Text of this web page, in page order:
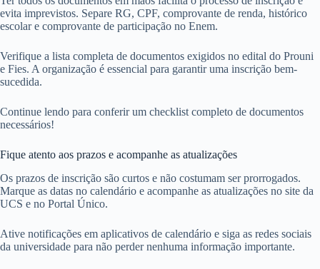
evita imprevistos. Separe RG, CPF, comprovante de renda, histórico
escolar e comprovante de participação no Enem.
Verifique a lista completa de documentos exigidos no edital do Prouni
e Fies. A organização é essencial para garantir uma inscrição bem-
sucedida.
Continue lendo para conferir um checklist completo de documentos
necessários!
Fique atento aos prazos e acompanhe as atualizações
Os prazos de inscrição são curtos e não costumam ser prorrogados.
Marque as datas no calendário e acompanhe as atualizações no site da
UCS e no Portal Único.
Ative notificações em aplicativos de calendário e siga as redes sociais
da universidade para não perder nenhuma informação importante.